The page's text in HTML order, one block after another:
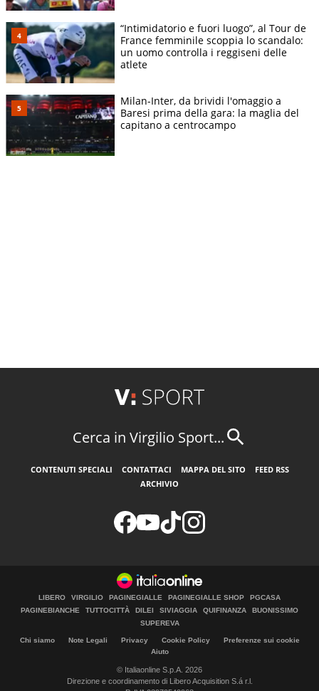
“Intimidatorio e fuori luogo”, al Tour de
France femminile scoppia lo scandalo:
un uomo controlla i reggiseni delle
atlete
Milan-Inter, da brividi l'omaggio a
Baresi prima della gara: la maglia del
capitano a centrocampo
Cerca in Virgilio Sport...
CONTENUTI SPECIALI CONTATTACI MAPPA DEL SITO
FEED RSS
ARCHIVIO
LIBERO VIRGILIO PAGINEGIALLE PAGINEGIALLE SHOP
PGCASA
PAGINEBIANCHE
TUTTOCITTÀ DILEI SIVIAGGIA QUIFINANZA
BUONISSIMO
SUPEREVA
Chi siamo Note Legali Privacy Cookie Policy
Preferenze sui cookie
Aiuto
© Italiaonline S.p.A. 2026
Direzione e coordinamento di Libero Acquisition S.á r.l.